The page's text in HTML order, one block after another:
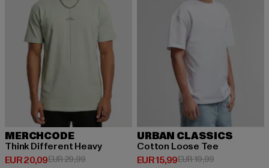
MERCHCODE
Think Different Heavy
EUR 20,09
Huidige prijs: EUR 20,09
EUR 29,99Actieprijs: EUR 29,99
URBAN CLASSICS
Cotton Loose Tee
EUR 15,99
Huidige prijs: EUR 15,99
EUR 19,99Actieprijs: EUR